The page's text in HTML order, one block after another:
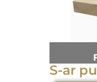
S-ar